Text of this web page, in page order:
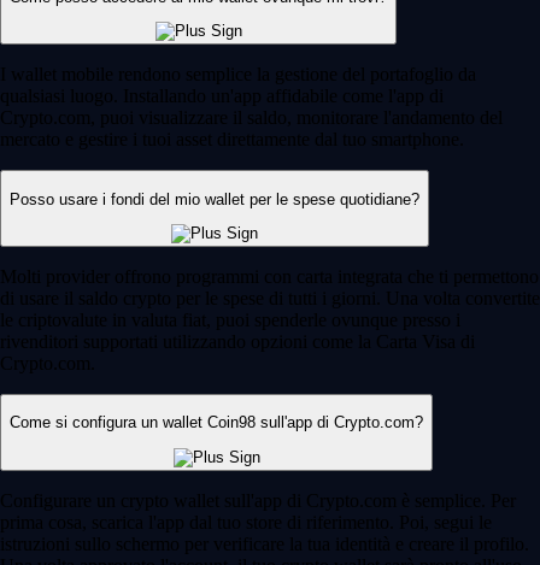
I wallet mobile rendono semplice la gestione del portafoglio da
qualsiasi luogo. Installando un'app affidabile come l'app di
Crypto.com, puoi visualizzare il saldo, monitorare l'andamento del
mercato e gestire i tuoi asset direttamente dal tuo smartphone.
Posso usare i fondi del mio wallet per le spese quotidiane?
Molti provider offrono programmi con carta integrata che ti permettono
di usare il saldo crypto per le spese di tutti i giorni. Una volta convertite
le criptovalute in valuta fiat, puoi spenderle ovunque presso i
rivenditori supportati utilizzando opzioni come la Carta Visa di
Crypto.com.
Come si configura un wallet Coin98 sull'app di Crypto.com?
Configurare un crypto wallet sull'app di Crypto.com è semplice. Per
prima cosa, scarica l'app dal tuo store di riferimento. Poi, segui le
istruzioni sullo schermo per verificare la tua identità e creare il profilo.